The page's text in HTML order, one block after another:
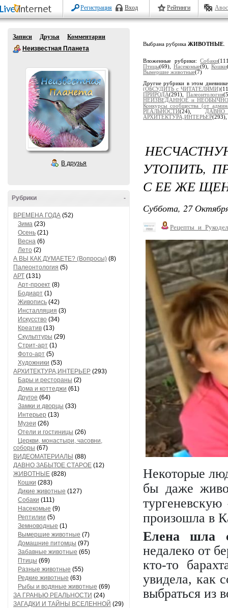
Регистрация Вход Рейтинги
Записи Друзья
Комментарии
Неизвестная Планета
В друзья
-
Рубрики
ВРЕМЕНА ГОДА (52)
Зима (23)
Осень (21)
Весна (6)
Лето (2)
А ВЫ КАК ДУМАЕТЕ? (Вопросы) (8)
Палеонтология (5)
АРТ (131)
Арт-проект (8)
Бодиарт (1)
Живопись (42)
Инсталляция (3)
Искусство (34)
Креатив (13)
Скульптуры (29)
Стрит-арт (1)
Фото-арт (5)
Художники (53)
АРХИТЕКТУРА,ИНТЕРЬЕР (293)
Бары и рестораны (2)
Дома и коттеджи (61)
Другое (64)
Замки и дворцы (33)
Интерьер (13)
Музеи (26)
Отели и гостиницы (26)
Церкви, монастыри, часовни,
соборы (67)
ВИДЕОМАТЕРИАЛЫ (88)
ДАВНО ЗАБЫТОЕ СТАРОЕ (12)
ЖИВОТНЫЕ (828)
Кошки (283)
Дикие животные (127)
Собаки (111)
Насекомые (9)
Рептилии (5)
Земноводные (1)
Вымершие животные (7)
Домашние питомцы (97)
Забавные животные (65)
Птицы (69)
Разные животные (55)
Редкие животные (63)
Рыбы и водяные животные (69)
ЗА ГРАНЬЮ РЕАЛЬНОСТИ (24)
ЗАГАДКИ И ТАЙНЫ ВСЕЛЕННОЙ (29)
Выбрана рубрика ЖИВОТНЫЕ
Вложенные рубрики:Собаки
Птицы(69), Насекомые(9), Кошки
Вымершие животные(7)
Другие рубрики в этом
(ОБСУДИТЬ с ЧИТАТЕЛЯМИ)
ПРИРОДА(291),Палеонтология
НЕИЗВЕДАННОЕ и
Конкурсы сообщества (от
РЕАЛЬНОСТИ(24),
АРХИТЕКТУРА,ИНТЕРЬЕР(293),
УТОПИТЬ,
С ЕЕ ЖЕ
Суббота, 27
Некоторые
бы даже
произошла в
Елена шла
недалеко от
кто-то
увидела, как
выбраться из